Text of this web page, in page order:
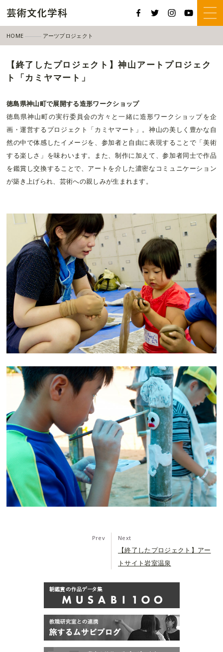
HOME アーツプロジェクト
【終了したプロジェクト】神山アートプロジェク
ト「カミヤマート」
徳島県神山町で展開する造形ワークショップ
徳島県神山町の実行委員会の方々と一緒に造形ワークショップを企
画・運営するプロジェクト「カミヤマート」。神山の美しく豊かな自
然の中で体感したイメージを、参加者と自由に表現することで「美術
する楽しさ」を味わいます。また、制作に加えて、参加者同士で作品
を鑑賞し交換することで、アートを介した濃密なコミュニケーション
が築き上げられ、芸術への親しみが生まれます。
Prev Next
【終了したプロジェクト】アー
トサイト岩室温泉